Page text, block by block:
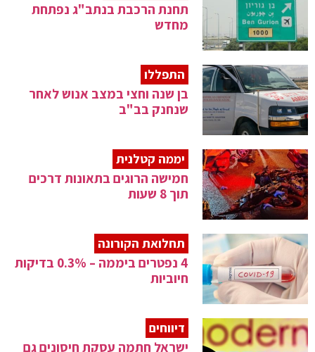
תחנת הרכבת בנתב"ג נפתחת
מחדש
התפללו
בן שנה וחצי במצב אנוש לאחר
שנחנק בב"ב
יממה קטלנית
חמישה הרוגים בתאונות דרכים
תוך 8 שעות
תחלואת הקורונה
4 נפטרים ביממה – 0.3% בדיקות
חיוביות
דיווחים
ישראל חתמה עסקת חיסונים גם